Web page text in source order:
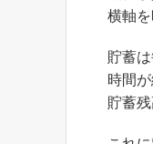
横軸を
貯蓄
時間
貯蓄